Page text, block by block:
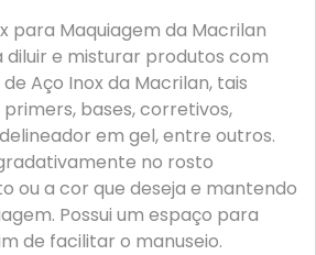
para Maquiagem da Macrilan
diluir e misturar produtos com
Aço Inox da Macrilan, tais
bases, corretivos,
em gel, entre outros.
no rosto
ou a cor que deseja e mantendo
Possui um espaço para
de facilitar o manuseio.